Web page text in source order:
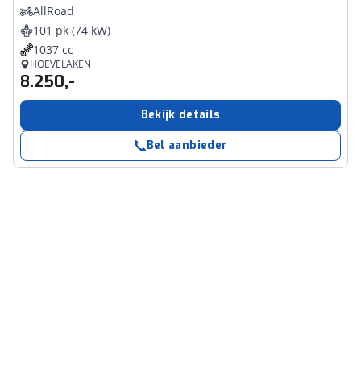
AllRoad
101 pk (74 kW)
1037 cc
HOEVELAKEN
8.250,-
Bekijk details
Bel aanbieder